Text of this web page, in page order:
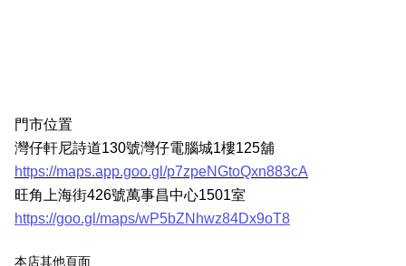
門市位置
灣仔軒尼詩道130號灣仔電腦城1樓125舖
https://maps.app.goo.gl/p7zpeNGtoQxn883cA
旺角上海街426號萬事昌中心1501室
https://goo.gl/maps/wP5bZNhwz84Dx9oT8
本店其他頁面